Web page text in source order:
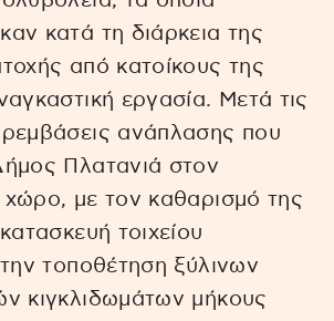
κατά τη διάρκεια της
από κατοίκους της
εργασία. Μετά τις
ανάπλασης που
Πλατανιά στον
χώρο, με τον καθαρισμό της
τοιχείου
την τοποθέτηση ξύλινων
κιγκλιδωμάτων μήκους